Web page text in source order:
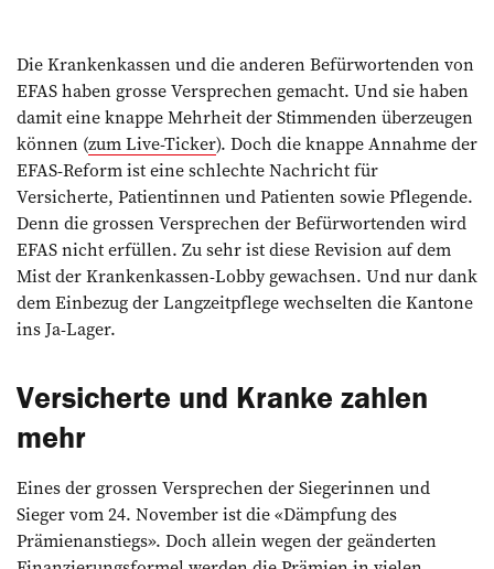
Die Krankenkassen und die anderen Befürwortenden von
EFAS haben grosse Versprechen gemacht. Und sie haben
damit eine knappe Mehrheit der Stimmenden überzeugen
können (zum Live-Ticker). Doch die knappe Annahme der
EFAS-Reform ist eine schlechte Nachricht für
Versicherte, Patientinnen und Patienten sowie Pflegende.
Denn die grossen Versprechen der Befürwortenden wird
EFAS nicht erfüllen. Zu sehr ist diese Revision auf dem
Mist der Krankenkassen-Lobby gewachsen. Und nur dank
dem Einbezug der Langzeitpflege wechselten die Kantone
ins Ja-Lager.
Versicherte und Kranke zahlen
mehr
Eines der grossen Versprechen der Siegerinnen und
Sieger vom 24. November ist die «Dämpfung des
Prämienanstiegs». Doch allein wegen der geänderten